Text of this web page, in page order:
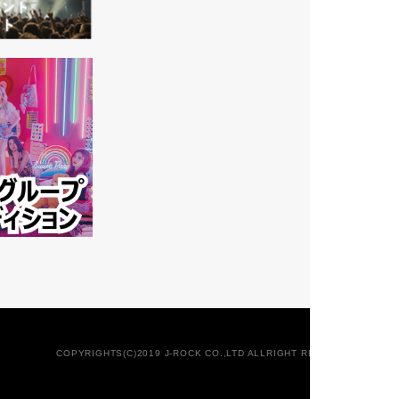
COPYRIGHTS(C)2019 J-ROCK CO.,LTD ALLRIGHT RESERVED.